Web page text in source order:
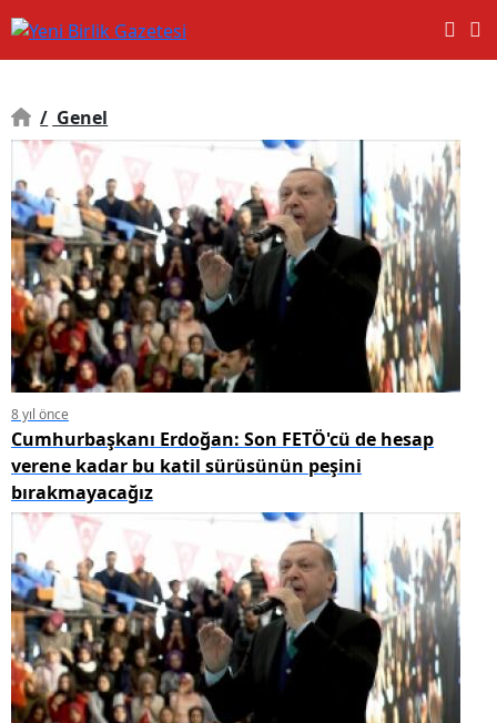
/ Genel
8 yıl önce
Cumhurbaşkanı Erdoğan: Son FETÖ'cü de hesap
verene kadar bu katil sürüsünün peşini
bırakmayacağız